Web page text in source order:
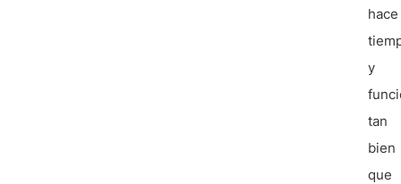
hace
y
tan
bien
que